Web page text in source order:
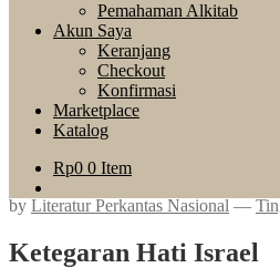
Pemahaman Alkitab
Akun Saya
Keranjang
Checkout
Konfirmasi
Marketplace
Katalog
Rp0 0 Item
by Literatur Perkantas Nasional —
Ketegaran Hati Israel